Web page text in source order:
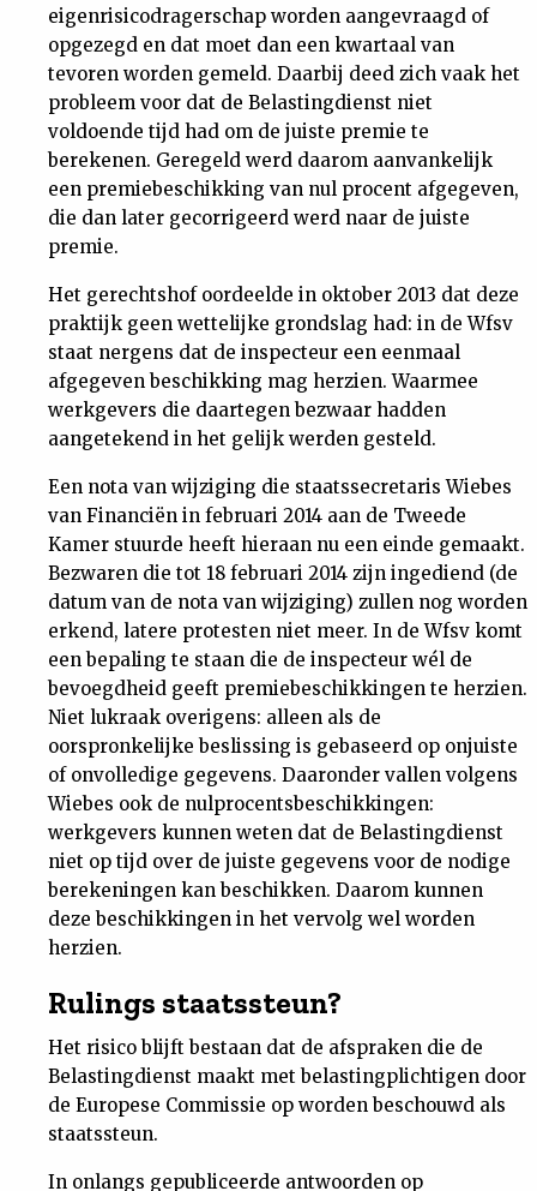
eigenrisicodragerschap worden aangevraagd of
opgezegd en dat moet dan een kwartaal van
tevoren worden gemeld. Daarbij deed zich vaak het
probleem voor dat de Belastingdienst niet
voldoende tijd had om de juiste premie te
berekenen. Geregeld werd daarom aanvankelijk
een premiebeschikking van nul procent afgegeven,
die dan later gecorrigeerd werd naar de juiste
premie.
Het gerechtshof oordeelde in oktober 2013 dat deze
praktijk geen wettelijke grondslag had: in de Wfsv
staat nergens dat de inspecteur een eenmaal
afgegeven beschikking mag herzien. Waarmee
werkgevers die daartegen bezwaar hadden
aangetekend in het gelijk werden gesteld.
Een nota van wijziging die staatssecretaris Wiebes
van Financiën in februari 2014 aan de Tweede
Kamer stuurde heeft hieraan nu een einde gemaakt.
Bezwaren die tot 18 februari 2014 zijn ingediend (de
datum van de nota van wijziging) zullen nog worden
erkend, latere protesten niet meer. In de Wfsv komt
een bepaling te staan die de inspecteur wél de
bevoegdheid geeft premiebeschikkingen te herzien.
Niet lukraak overigens: alleen als de
oorspronkelijke beslissing is gebaseerd op onjuiste
of onvolledige gegevens. Daaronder vallen volgens
Wiebes ook de nulprocentsbeschikkingen:
werkgevers kunnen weten dat de Belastingdienst
niet op tijd over de juiste gegevens voor de nodige
berekeningen kan beschikken. Daarom kunnen
deze beschikkingen in het vervolg wel worden
herzien.
Rulings staatssteun?
Het risico blijft bestaan dat de afspraken die de
Belastingdienst maakt met belastingplichtigen door
de Europese Commissie op worden beschouwd als
staatssteun.
In onlangs gepubliceerde antwoorden op